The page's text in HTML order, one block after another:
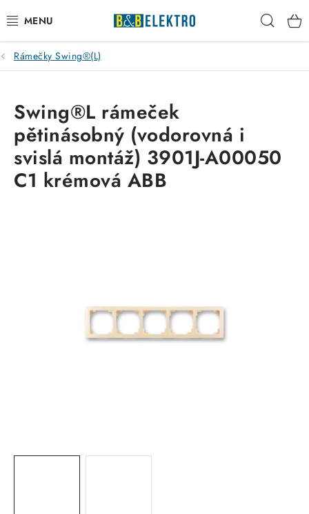
na
obsah
Reklamace / Vrácení zboží
Kontakty
VYTÁPĚNÍ
OHŘÍVAČE VODY
Rámečky Swing®(L)
Swing®L rámeček
pětinásobný (vodorovná i
svislá montáž) 3901J-A00050
C1 krémová ABB